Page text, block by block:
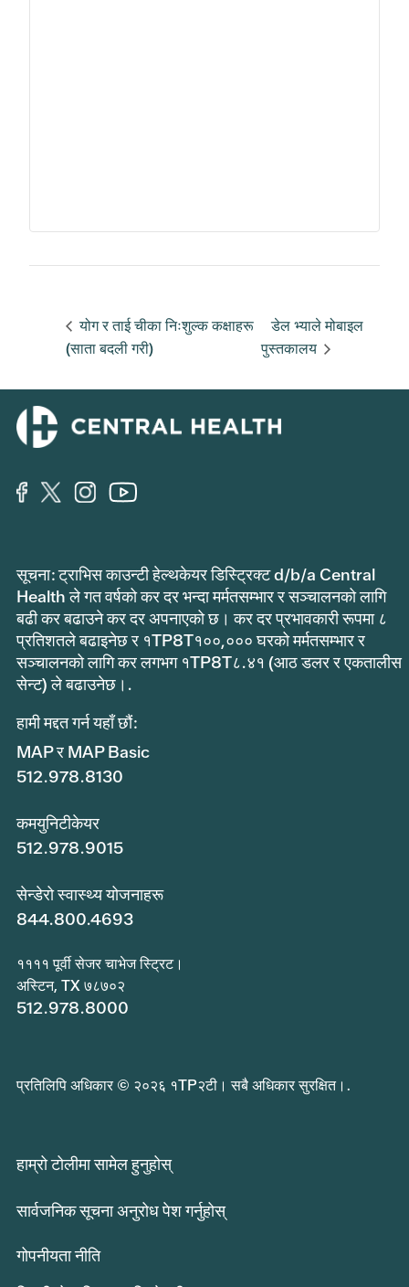
योग र ताई चीका निःशुल्क कक्षाहरू
(साता बदली गरी)
डेल भ्याले मोबाइल
पुस्तकालय
सूचना: ट्राभिस काउन्टी हेल्थकेयर डिस्ट्रिक्ट d/b/a Central
Health ले गत वर्षको कर दर भन्दा मर्मतसम्भार र सञ्चालनको लागि
बढी कर बढाउने कर दर अपनाएको छ। कर दर प्रभावकारी रूपमा ८
प्रतिशतले बढाइनेछ र १TP8T१००,००० घरको मर्मतसम्भार र
सञ्चालनको लागि कर लगभग १TP8T८.४१ (आठ डलर र एकतालीस
सेन्ट) ले बढाउनेछ।.
हामी मद्दत गर्न यहाँ छौं:
MAP र MAP Basic
512.978.8130
कमयुनिटीकेयर
512.978.9015
सेन्डेरो स्वास्थ्य योजनाहरू
844.800.4693
११११ पूर्वी सेजर चाभेज स्ट्रिट।
अस्टिन, TX ७८७०२
512.978.8000
प्रतिलिपि अधिकार © २०२६ १TP२टी। सबै अधिकार सुरक्षित।.
हाम्रो टोलीमा सामेल हुनुहोस्
सार्वजनिक सूचना अनुरोध पेश गर्नुहोस्
गोपनीयता नीति